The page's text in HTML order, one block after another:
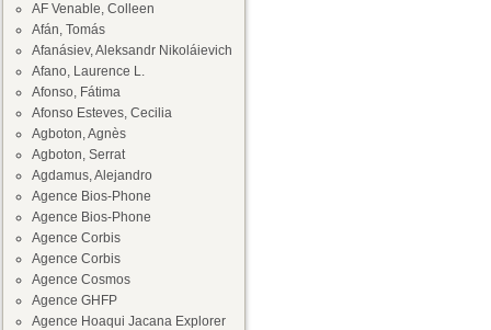
AF Venable, Colleen
Afán, Tomás
Afanásiev, Aleksandr Nikoláievich
Afano, Laurence L.
Afonso, Fátima
Afonso Esteves, Cecilia
Agboton, Agnès
Agboton, Serrat
Agdamus, Alejandro
Agence Bios-Phone
Agence Bios-Phone
Agence Corbis
Agence Corbis
Agence Cosmos
Agence GHFP
Agence Hoaqui Jacana Explorer